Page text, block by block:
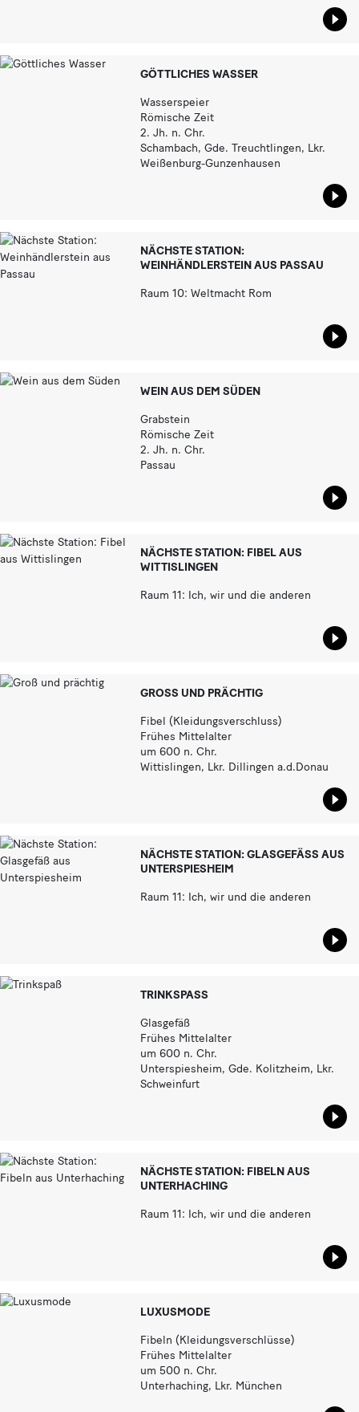
GÖTTLICHES WASSER
Wasserspeier
Römische Zeit
2. Jh. n. Chr.
Schambach, Gde. Treuchtlingen, Lkr.
Weißenburg-Gunzenhausen
NÄCHSTE STATION:
WEINHÄNDLERSTEIN AUS PASSAU
Raum 10: Weltmacht Rom
WEIN AUS DEM SÜDEN
Grabstein
Römische Zeit
2. Jh. n. Chr.
Passau
NÄCHSTE STATION: FIBEL AUS
WITTISLINGEN
Raum 11: Ich, wir und die anderen
GROSS UND PRÄCHTIG
Fibel (Kleidungsverschluss)
Frühes Mittelalter
um 600 n. Chr.
Wittislingen, Lkr. Dillingen a.d.Donau
NÄCHSTE STATION: GLASGEFÄSS AUS U
NTERSPIESHEIM
Raum 11: Ich, wir und die anderen
TRINKSPASS
Glasgefäß
Frühes Mittelalter
um 600 n. Chr.
Unterspiesheim, Gde. Kolitzheim, Lkr.
Schweinfurt
NÄCHSTE STATION: FIBELN AUS
UNTERHACHING
Raum 11: Ich, wir und die anderen
LUXUSMODE
Fibeln (Kleidungsverschlüsse)
Frühes Mittelalter
um 500 n. Chr.
Unterhaching, Lkr. München